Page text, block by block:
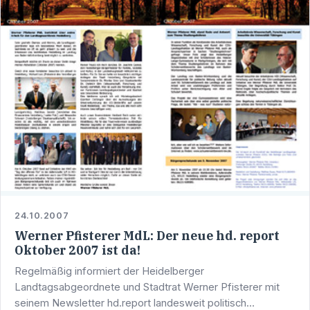
24.10.2007
Werner Pfisterer MdL: Der neue hd. report
Oktober 2007 ist da!
Regelmäßig informiert der Heidelberger
Landtagsabgeordnete und Stadtrat Werner Pfisterer mit
seinem Newsletter hd.report landesweit politisch